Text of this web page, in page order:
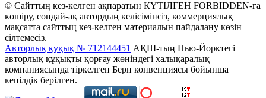
© Сайттың кез-келген ақпаратын КҮТІЛГЕН FORBIDDEN-ға
көшіру, сондай-ақ автордың келісімінсіз, коммерциялық
мақсатта сайттың кез-келген материалын пайдалану көзін
сілтемесіз.
Авторлық құқық № 712144451 АҚШ-тың Нью-Йорктегі
авторлық құқықты қорғау жөніндегі халықаралық
компаниясында тіркелген Берн конвенциясы бойынша
кепілдік берілген.